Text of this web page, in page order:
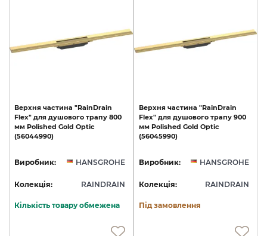
Верхня частина "RainDrain
Flex" для душового трапу 800
мм Polished Gold Optic
(56044990)
Виробник: HANSGROHE
Колекція: RAINDRAIN
Кількість товару обмежена
Верхня частина "RainDrain
Flex" для душового трапу 900
мм Polished Gold Optic
(56045990)
Виробник: HANSGROHE
Колекція: RAINDRAIN
Під замовлення